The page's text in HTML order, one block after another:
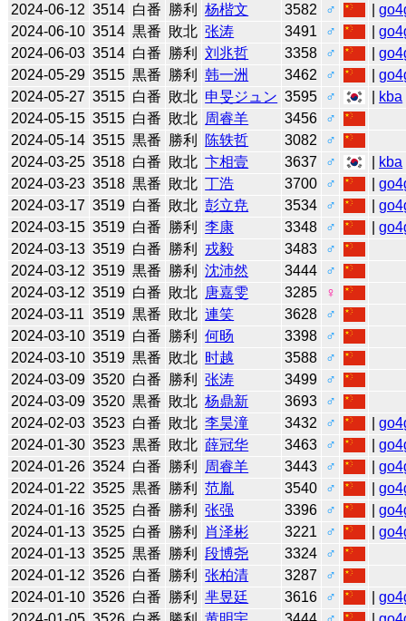
2024-06-12 3514 白番 勝利 杨楷文 3582 ♂ |
2024-06-10 3514 黒番 敗北 张涛 3491 ♂ |
2024-06-03 3514 白番 勝利 刘兆哲 3358 ♂ |
2024-05-29 3515 黒番 勝利 韩一洲 3462 ♂ |
2024-05-27 3515 白番 敗北 申旻ジュン 3595 ♂ kba
2024-05-15 3515 白番 敗北 周睿羊 3456
♂
2024-05-14 3515 黒番 勝利 陈轶哲 3082
♂
2024-03-25 3518 白番 敗北 卞相壹 3637 ♂ kba
2024-03-23 3518 黒番 敗北 丁浩 3700 ♂ |
2024-03-17 3519 白番 敗北 彭立尭 3534 ♂ |
2024-03-15 3519 白番 勝利 李康 3348 ♂ |
2024-03-13 3519 白番 勝利 戎毅 3483
♂
2024-03-12 3519 黒番 勝利 沈沛然 3444
♂
2024-03-12 3519 白番 敗北 唐嘉雯 3285
♀
2024-03-11 3519 黒番 敗北 連笑 3628
♂
2024-03-10 3519 白番 勝利 何旸 3398
♂
2024-03-10 3519 黒番 敗北 时越 3588
♂
2024-03-09 3520 白番 勝利 张涛 3499
♂
2024-03-09 3520 黒番 敗北 杨鼎新 3693
♂
2024-02-03 3523 白番 敗北 李昊潼 3432 ♂ |
2024-01-30 3523 黒番 敗北 薛冠华 3463 ♂ |
2024-01-26 3524 白番 勝利 周睿羊 3443 ♂ |
2024-01-22 3525 黒番 勝利 范胤 3540 ♂ |
2024-01-16 3525 白番 勝利 张强 3396 ♂ |
2024-01-13 3525 白番 勝利 肖泽彬 3221 ♂ |
2024-01-13 3525 黒番 勝利 段博尧 3324
♂
2024-01-12 3526 白番 勝利 张柏清 3287
♂
2024-01-10 3526 白番 勝利 芈昱廷 3616 ♂ |